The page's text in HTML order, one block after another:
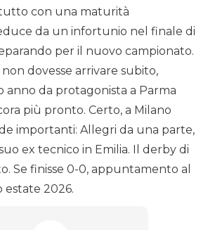
tutto con una maturità
da un infortunio nel finale di
per il nuovo campionato.
dovesse arrivare subito,
anno da protagonista a Parma
più pronto. Certo, a Milano
importanti: Allegri da una parte,
ex tecnico in Emilia. Il derby di
Se finisse 0-0, appuntamento al
estate 2026.